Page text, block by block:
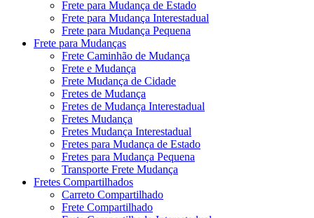
Frete para Mudança de Estado
Frete para Mudança Interestadual
Frete para Mudança Pequena
Frete para Mudanças
Frete Caminhão de Mudança
Frete e Mudança
Frete Mudança de Cidade
Fretes de Mudança
Fretes de Mudança Interestadual
Fretes Mudança
Fretes Mudança Interestadual
Fretes para Mudança de Estado
Fretes para Mudança Pequena
Transporte Frete Mudança
Fretes Compartilhados
Carreto Compartilhado
Frete Compartilhado